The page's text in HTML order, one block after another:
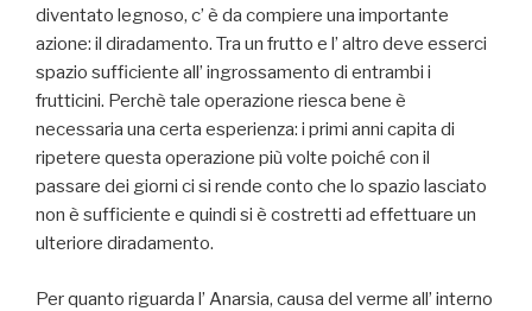
diventato legnoso, c’ è da compiere una importante
azione: il diradamento. Tra un frutto e l’ altro deve esserci
spazio sufficiente all’ ingrossamento di entrambi i
frutticini. Perchè tale operazione riesca bene è
necessaria una certa esperienza: i primi anni capita di
ripetere questa operazione più volte poiché con il
passare dei giorni ci si rende conto che lo spazio lasciato
non è sufficiente e quindi si è costretti ad effettuare un
ulteriore diradamento.
Per quanto riguarda l’ Anarsia, causa del verme all’ interno